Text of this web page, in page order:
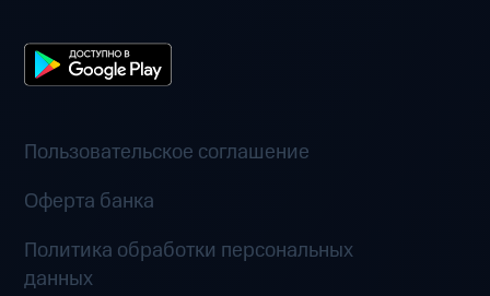
Пользовательское соглашение
Оферта банка
Политика обработки персональных
данных